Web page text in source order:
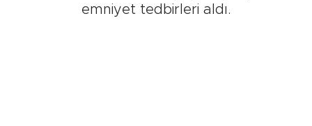
emniyet tedbirleri aldı.